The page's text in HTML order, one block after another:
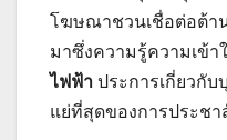
โฆษณาชวนเชื่อต่อต้า
มาซึ่งความรู้ความเข้า
ไฟฟ้า ประการเกี่ยวกั
แย่ที่สุดของการประช